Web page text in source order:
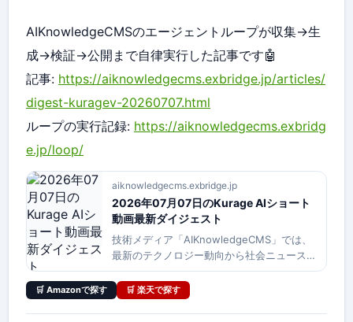
AIKnowledgeCMSのエージェントループが収集→生
成→検証→公開まで自律実行した記事です🤖
記事: https://aiknowledgecms.exbridge.jp/articles/
digest-kuragev-20260707.html
ループの実行記録: https://aiknowledgecms.exbridg
e.jp/loop/
aiknowledgecms.exbridge.jp
2026年07月07日のKurage AIショート
動画最新ダイジェスト
技術メディア「AIKnowledgeCMS」では、
最新のテクノロジー動向から社会ニュースま
でを網羅したKurage AIショート動画をお届
けしています。本日は新しく公開された全10
本の動画ダイジェストをご紹介します。
🛒 Amazonで探す 🛒 楽天で探す